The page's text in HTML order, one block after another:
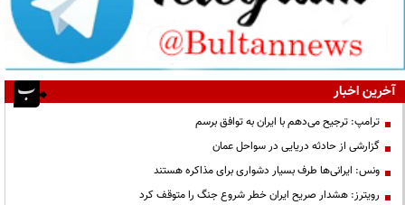
آخرین اخبار
ترامپ: ترجیح می‌دهم با ایران به توافق برسم
گزارشی از حادثه دریایی در سواحل عمان
ونس: ایرانی‌ها طرف بسیار دشواری برای مذاکره هستند
رویترز: هشدار صریح ایران خطر شروع جنگ را متوقف کرد